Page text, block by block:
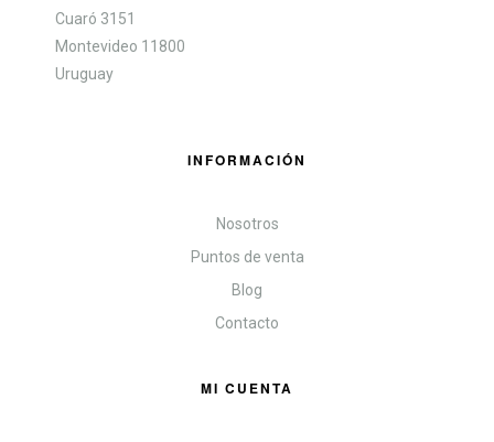
Cuaró 3151
Montevideo 11800
Uruguay
INFORMACIÓN
Nosotros
Puntos de venta
Blog
Contacto
MI CUENTA